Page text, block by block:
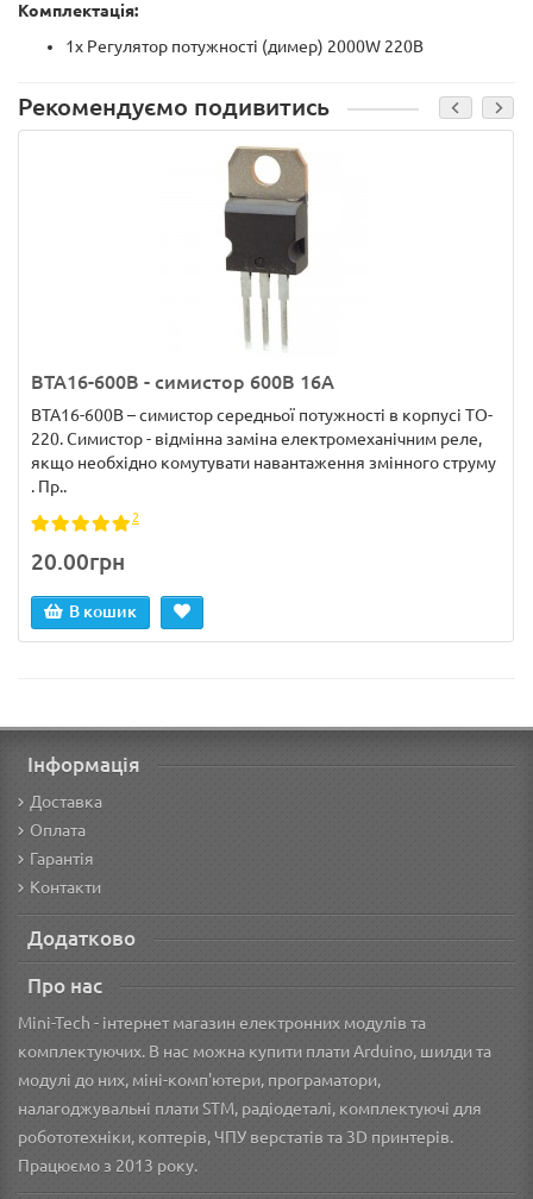
Комплектація:
1х Регулятор потужності (димер) 2000W 220В
Рекомендуємо подивитись
BTA16-600B - симистор 600В 16А
BTA16-600B – симистор середньої потужності в корпусі TO-
220. Симистор - відмінна заміна електромеханічним реле,
якщо необхідно комутувати навантаження змінного струму
. Пр..
2
20.00грн
В кошик
Інформація
Доставка
Оплата
Гарантія
Контакти
Додатково
Про нас
Mini-Tech - інтернет магазин електронних модулів та
комплектуючих. В нас можна купити плати Arduino, шилди та
модулі до них, міні-комп'ютери, програматори,
налагоджувальні плати STM, радіодеталі, комплектуючі для
робототехніки, коптерів, ЧПУ верстатів та 3D принтерів.
Працюємо з 2013 року.